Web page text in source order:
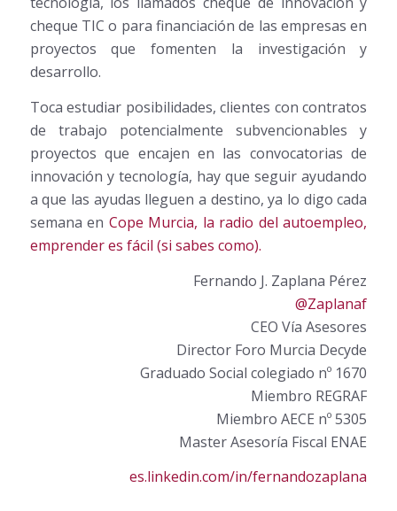
cheque TIC o para financiación de las empresas en
proyectos que fomenten la investigación y
desarrollo.
Toca estudiar posibilidades, clientes con contratos
de trabajo potencialmente subvencionables y
proyectos que encajen en las convocatorias de
innovación y tecnología, hay que seguir ayudando
a que las ayudas lleguen a destino, ya lo digo cada
semana en Cope Murcia, la radio del autoempleo,
emprender es fácil (si sabes como).
Fernando J. Zaplana Pérez
@Zaplanaf
CEO Vía Asesores
Director Foro Murcia Decyde
Graduado Social colegiado nº 1670
Miembro REGRAF
Miembro AECE nº 5305
Master Asesoría Fiscal ENAE
es.linkedin.com/in/fernandozaplana